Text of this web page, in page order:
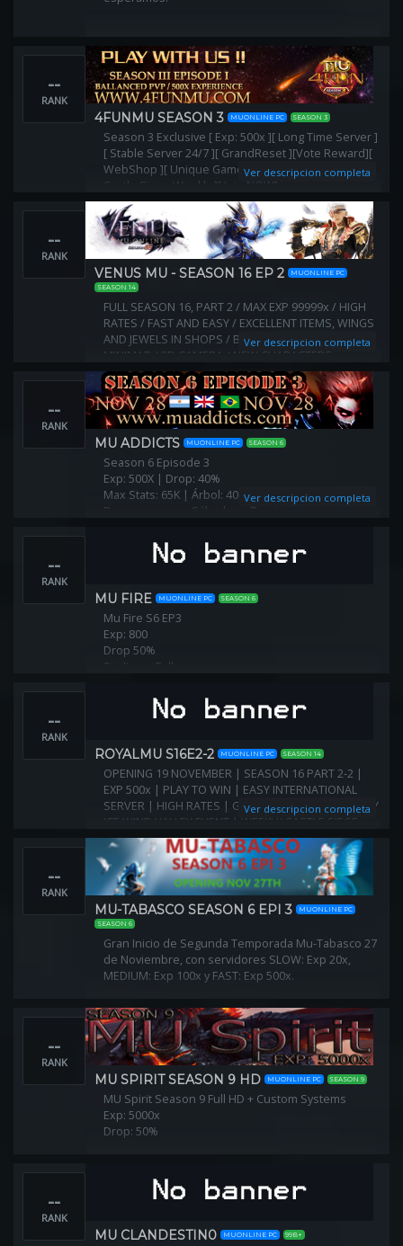
--
RANK
4FUNMU SEASON 3 MUONLINE PC SEASON 3
Season 3 Exclusive [ Exp: 500x ][ Long Time Server ]
[ Stable Server 24/7 ][ GrandReset ][Vote Reward][
WebShop ][ Unique Gameplay ][ Ballanced PVP ][
Castle Siege Weekly ][ Join NOW]
Ver descripcion completa
--
RANK
VENUS MU - SEASON 16 EP 2
MUONLINE PC
SEASON 14
FULL SEASON 16, PART 2 / MAX EXP 99999x / HIGH
RATES / FAST AND EASY / EXCELLENT ITEMS, WINGS
AND JEWELS IN SHOPS / BIG SPOTS IN ALL MAPS /
MINIMAP / 3D CAMERA / NEW CHARACTERS,
EVENTS, MAPS AND MANY MORE / STARTER GIFTS /
INTERNATIONAL SERVER
Ver descripcion completa
--
RANK
MU ADDICTS MUONLINE PC SEASON 6
Season 6 Episode 3
Exp: 500X | Drop: 40%
Max Stats: 65K | Árbol: 400
Bonus manager Sábados y Domingos
➡️ https://fb.com/103092428873143/
➡️ https://discord.gg/s56XZQVjvd/
Ver descripcion completa
--
RANK
MU FIRE MUONLINE PC SEASON 6
Mu Fire S6 EP3
Exp: 800
Drop 50%
Sin Items Full
Todos los EVENTOS ON!
--
RANK
ROYALMU S16E2-2 MUONLINE PC SEASON 14
OPENING 19 NOVEMBER | SEASON 16 PART 2-2 |
EXP 500x | PLAY TO WIN | EASY INTERNATIONAL
SERVER | HIGH RATES | GREAT ECONOMY | WEEKLY
ICE WIND VALLEY EVENT | WEEKLY CASTLE SIEGE
EVENT | FREEBIES FOR NEWBIES | FREE STARTER
PACK FOR EVERYONE
Ver descripcion completa
--
RANK
MU-TABASCO SEASON 6 EPI 3
MUONLINE PC
SEASON 6
Gran Inicio de Segunda Temporada Mu-Tabasco 27
de Noviembre, con servidores SLOW: Exp 20x,
MEDIUM: Exp 100x y FAST: Exp 500x.
--
RANK
MU SPIRIT SEASON 9 HD MUONLINE PC SEASON 9
MU Spirit Season 9 Full HD + Custom Systems
Exp: 5000x
Drop: 50%
--
RANK
MU CLANDESTIN0 MUONLINE PC 99B+